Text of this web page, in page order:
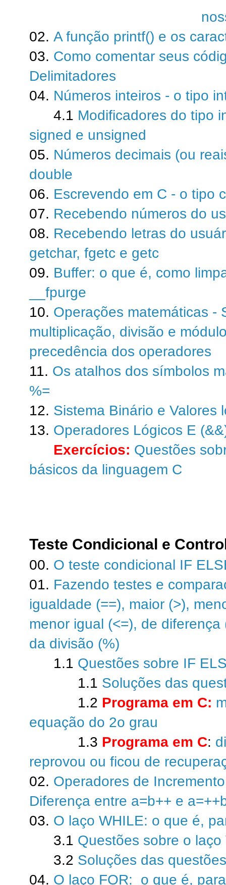
02. A função printf() e os
03. Como comentar seus
Delimitadores
04. Números inteiros - o tipo
4.1 Modificadores do tipo
signed e unsigned
05. Números decimais (ou
double
06. Escrevendo em C - o tipo
07. Recebendo números do
08. Recebendo letras do
getchar, fgetc e getc
09. Buffer: o que é, como
__fpurge
10. Operações matemáticas -
multiplicação, divisão e
precedência dos operadores
11. Os atalhos dos símbolos
%=
12. Sistema Binário e Valores
13. Operadores Lógicos E
Exercícios: Questões
básicos da linguagem C
Teste Condicional e
00. O teste condicional IF
01. Fazendo testes e
igualdade (==), maior (>),
menor igual (<=), de
da divisão (%)
1.1 Questões sobre IF
1.1 Soluções das
1.2 Programa em C:
equação do 2o grau
1.3 Programa em C:
reprovou ou ficou de
02. Operadores de
Diferença entre a=b++ e
03. O laço WHILE: o que é,
3.1 Questões sobre o laço
3.2 Soluções das
04. O laço FOR: o que é,